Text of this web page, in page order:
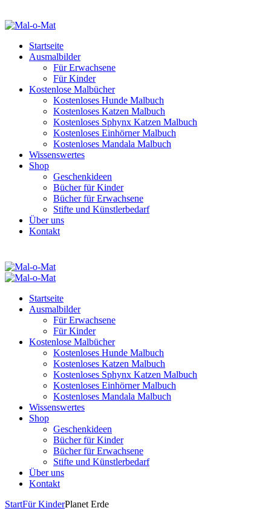
Startseite
Ausmalbilder
Für Erwachsene
Für Kinder
Kostenlose Malbücher
Kostenloses Hunde Malbuch
Kostenloses Katzen Malbuch
Kostenloses Sphynx Katzen Malbuch
Kostenloses Einhörner Malbuch
Kostenloses Mandala Malbuch
Wissenswertes
Shop
Geschenkideen
Bücher für Kinder
Bücher für Erwachsene
Stifte und Künstlerbedarf
Über uns
Kontakt
Startseite
Ausmalbilder
Für Erwachsene
Für Kinder
Kostenlose Malbücher
Kostenloses Hunde Malbuch
Kostenloses Katzen Malbuch
Kostenloses Sphynx Katzen Malbuch
Kostenloses Einhörner Malbuch
Kostenloses Mandala Malbuch
Wissenswertes
Shop
Geschenkideen
Bücher für Kinder
Bücher für Erwachsene
Stifte und Künstlerbedarf
Über uns
Kontakt
StartFür KinderPlanet Erde